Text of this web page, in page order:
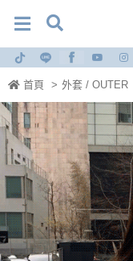
首頁 > 外套 / OUTER